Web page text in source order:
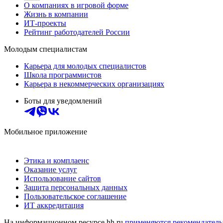
О компаниях в игровой форме
Жизнь в компании
ИТ-проекты
Рейтинг работодателей России
Молодым специалистам
Карьера для молодых специалистов
Школа программистов
Карьера в некоммерческих организациях
Боты для уведомлений
Мобильное приложение
Этика и комплаенс
Оказание услуг
Использование сайтов
Защита персональных данных
Пользовательское соглашение
ИТ аккредитация